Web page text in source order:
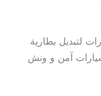
لتبديل بطارية
آمن و ونش